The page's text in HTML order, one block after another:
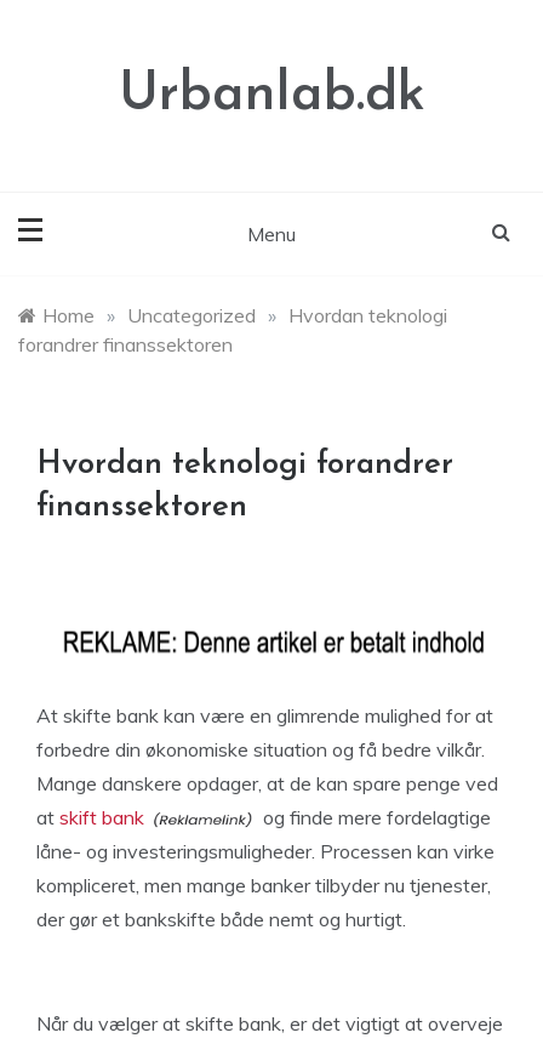
Urbanlab.dk
Menu
Home » Uncategorized » Hvordan teknologi
forandrer finanssektoren
Hvordan teknologi forandrer
finanssektoren
At skifte bank kan være en glimrende mulighed for at
forbedre din økonomiske situation og få bedre vilkår.
Mange danskere opdager, at de kan spare penge ved
at skift bank
og finde mere fordelagtige
låne- og investeringsmuligheder. Processen kan virke
kompliceret, men mange banker tilbyder nu tjenester,
der gør et bankskifte både nemt og hurtigt.
Når du vælger at skifte bank, er det vigtigt at overveje